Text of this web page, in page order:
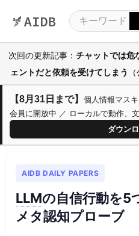
次回の更新記事： チャットでは危
ェントだと依頼を受けてしまう
【8月31日まで】 個人情報マス
会員に開放中 ／ ローカルで動作、
ダウン
AIDB DAILY PAPERS
LLMの自信行動を5
メタ認知プローブ